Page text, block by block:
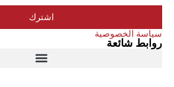
اشترك
سياسة الخصوصية
روابط شائعة